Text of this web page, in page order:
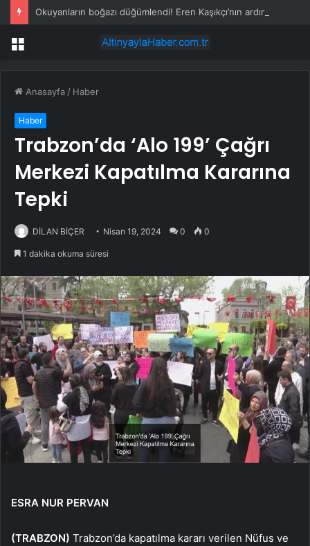
Menü
Anasayfa / Haber
Haber
Trabzon’da ‘Alo 199’ Çağrı
Merkezi Kapatılma Kararına
Tepki
DİLAN BİÇER Nisan 19, 2024 0 0
1 dakika okuma süresi
ESRA NUR PERVAN
(TRABZON) Trabzon’da kapatılma kararı verilen Nüfus ve